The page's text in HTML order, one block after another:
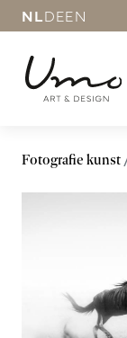
NLDEEN
Fotografie kunst